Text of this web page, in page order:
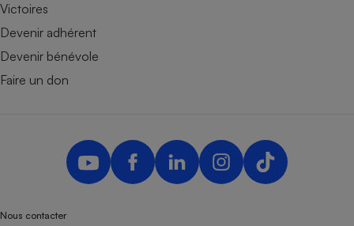
Victoires
Devenir adhérent
Devenir bénévole
Faire un don
Nous contacter